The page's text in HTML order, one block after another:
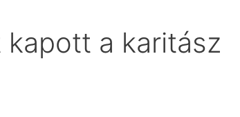
a karitász